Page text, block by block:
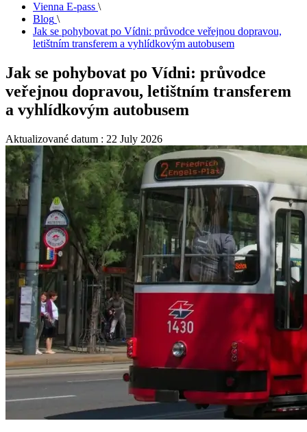
Vienna E-pass \
Blog \
Jak se pohybovat po Vídni: průvodce veřejnou dopravou,
letištním transferem a vyhlídkovým autobusem
Jak se pohybovat po Vídni: průvodce
veřejnou dopravou, letištním transferem
a vyhlídkovým autobusem
Aktualizované datum : 22 July 2026